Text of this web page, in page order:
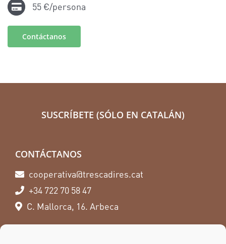
55 €/persona
Contáctanos
SUSCRÍBETE (SÓLO EN CATALÁN)
CONTÁCTANOS
cooperativa@trescadires.cat
+34 722 70 58 47
C. Mallorca, 16. Arbeca